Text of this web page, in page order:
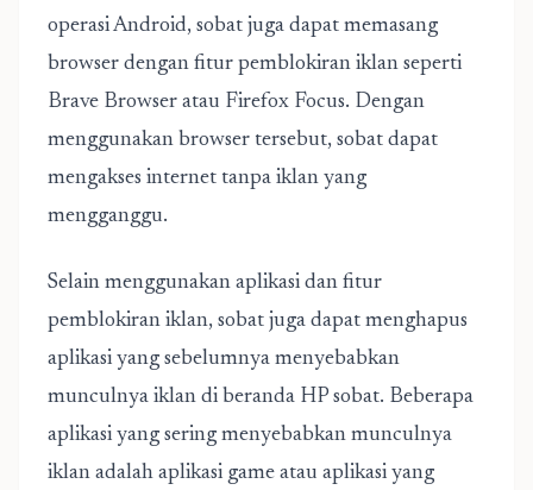
operasi Android, sobat juga dapat memasang
browser dengan fitur pemblokiran iklan seperti
Brave Browser atau Firefox Focus. Dengan
menggunakan browser tersebut, sobat dapat
mengakses internet tanpa iklan yang
mengganggu.
Selain menggunakan aplikasi dan fitur
pemblokiran iklan, sobat juga dapat menghapus
aplikasi yang sebelumnya menyebabkan
munculnya iklan di beranda HP sobat. Beberapa
aplikasi yang sering menyebabkan munculnya
iklan adalah aplikasi game atau aplikasi yang